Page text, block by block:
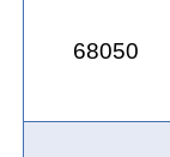
68050